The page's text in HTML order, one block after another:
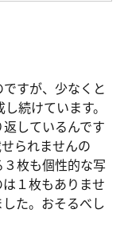
すが、少なくと
続けています。
しているんです
られませんの
枚も個性的な写
１枚もありませ
た。おそるべし